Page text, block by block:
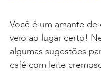
Você é um amante de
veio ao lugar certo!
algumas sugestões
café com leite